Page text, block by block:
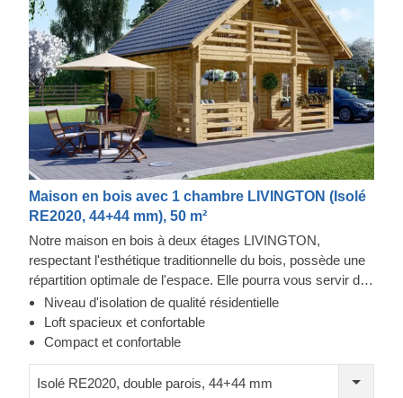
Maison en bois avec 1 chambre LIVINGTON (Isolé
RE2020, 44+44 mm), 50 m²
Notre maison en bois à deux étages LIVINGTON,
respectant l'esthétique traditionnelle du bois, possède une
répartition optimale de l'espace. Elle pourra vous servir de
résidence secondaire fonctionnelle ou de confortable
maison d'été. Sa grande terrasse couverte au premier
étage et son charmant balcon au deuxième étage offrent
calme, de la relaxation et de la sensation de vivre
Niveau d'isolation de qualité résidentielle
Loft spacieux et confortable
Compact et confortable
Isolé RE2020, double parois, 44+44 mm